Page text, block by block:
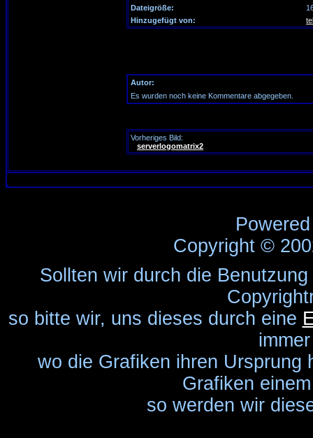
Dateigröße:
Hinzugefügt von:
Autor:
Es wurden noch keine Kommentare abgegeben.
Vorheriges Bild:
serverlogomatrix2
Copyright ©
Sollten wir durch die
so bitte wir, uns dieses durch eine
wo die Grafiken ihren Ursprung
Grafiken
so werden wir